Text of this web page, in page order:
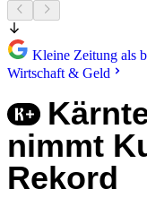
Kleine Zeitung als
Wirtschaft & Geld
nimmt
Rekord